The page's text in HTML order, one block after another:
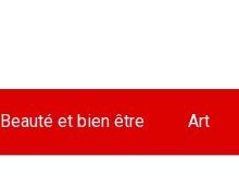
Beauté et bien être Art